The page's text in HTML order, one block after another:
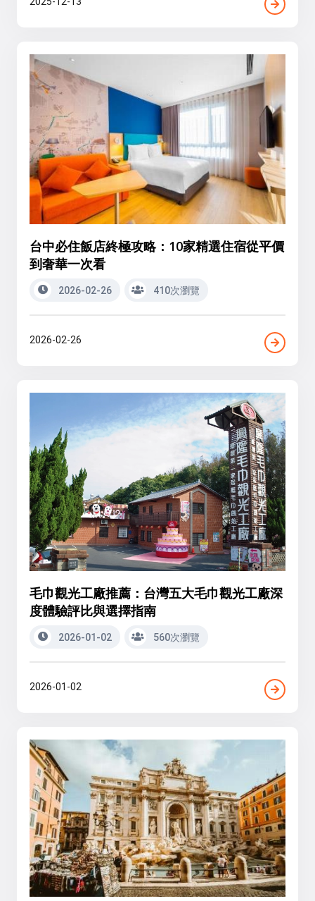
台中必住飯店終極攻略：10家精選住宿從平價
到奢華一次看
2026-02-26 410次瀏覽
2026-02-26
毛巾觀光工廠推薦：台灣五大毛巾觀光工廠深
度體驗評比與選擇指南
2026-01-02 560次瀏覽
2026-01-02